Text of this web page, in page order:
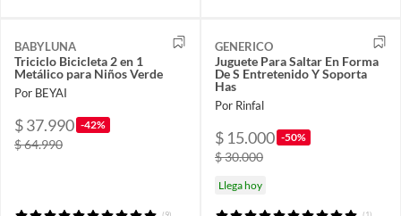
BABYLUNA
Triciclo Bicicleta 2 en 1
Metálico para Niños Verde
Por BEYAI
$ 37.990 -42%
$ 64.990
GENERICO
Juguete Para Saltar En Forma
De S Entretenido Y Soporta
Has
Por Rinfal
$ 15.000 -50%
$ 30.000
Llega hoy